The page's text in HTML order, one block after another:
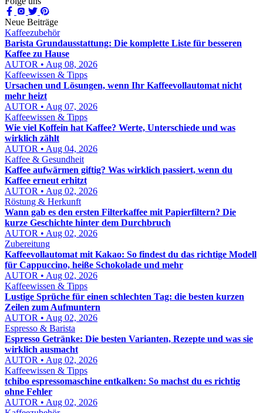
Neue Beiträge
Kaffeezubehör
Barista Grundausstattung: Die komplette Liste für besseren
Kaffee zu Hause
AUTOR • Aug 08, 2026
Kaffeewissen & Tipps
Ursachen und Lösungen, wenn Ihr Kaffeevollautomat nicht
mehr heizt
AUTOR • Aug 07, 2026
Kaffeewissen & Tipps
Wie viel Koffein hat Kaffee? Werte, Unterschiede und was
wirklich zählt
AUTOR • Aug 04, 2026
Kaffee & Gesundheit
Kaffee aufwärmen giftig? Was wirklich passiert, wenn du
Kaffee erneut erhitzt
AUTOR • Aug 02, 2026
Röstung & Herkunft
Wann gab es den ersten Filterkaffee mit Papierfiltern? Die
kurze Geschichte hinter dem Durchbruch
AUTOR • Aug 02, 2026
Zubereitung
Kaffeevollautomat mit Kakao: So findest du das richtige Modell
für Cappuccino, heiße Schokolade und mehr
AUTOR • Aug 02, 2026
Kaffeewissen & Tipps
Lustige Sprüche für einen schlechten Tag: die besten kurzen
Zeilen zum Aufmuntern
AUTOR • Aug 02, 2026
Espresso & Barista
Espresso Getränke: Die besten Varianten, Rezepte und was sie
wirklich ausmacht
AUTOR • Aug 02, 2026
Kaffeewissen & Tipps
tchibo espressomaschine entkalken: So machst du es richtig
ohne Fehler
AUTOR • Aug 02, 2026